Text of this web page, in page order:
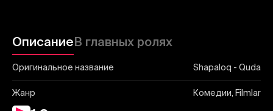
ОписаниеВ главных ролях
Оригинальное название Shapaloq - Quda
Жанр Комедии, Filmlar